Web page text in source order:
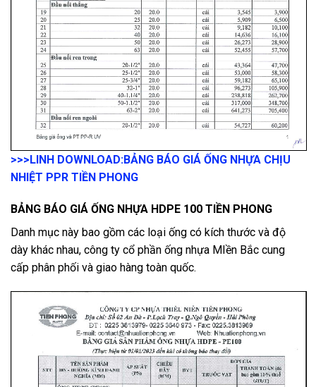
>>>LINH DOWNLOAD:BẢNG BÁO GIÁ ỐNG NHỰA CHỊU
NHIỆT PPR TIỀN PHONG
BẢNG BÁO GIÁ ỐNG NHỰA HDPE 100 TIỀN PHONG
Danh mục này bao gồm các loại ống có kích thước và độ
dày khác nhau, công ty cổ phần ống nhựa MIền Bắc cung
cấp phân phối và giao hàng toàn quốc.